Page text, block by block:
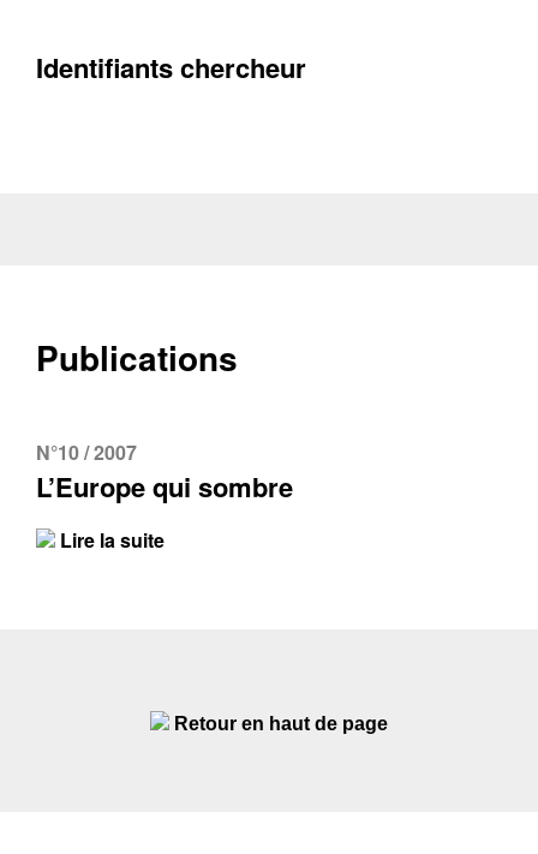
Identifiants chercheur
Publications
N°10 / 2007
L’Europe qui sombre
Lire la suite
Retour en haut de page